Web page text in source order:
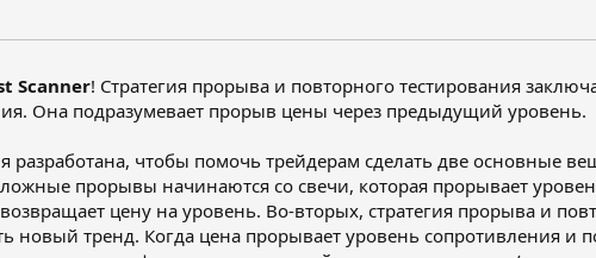
Scanner! Стратегия прорыва и повторного тестирования
Она подразумевает прорыв цены через предыдущий уровень.
разработана, чтобы помочь трейдерам сделать две основные
прорывы начинаются со свечи, которая прорывает
цену на уровень. Во-вторых, стратегия прорыва и
новый тренд. Когда цена прорывает уровень сопротивления и